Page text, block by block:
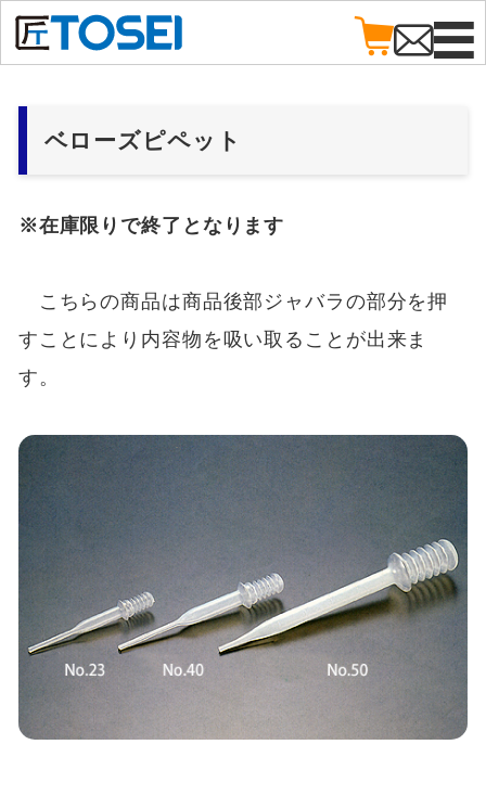
ベローズピペット
※在庫限りで終了となります
こちらの商品は商品後部ジャバラの部分を押
すことにより内容物を吸い取ることが出来ま
す。